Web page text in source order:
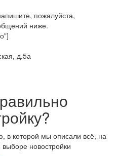
пожалуйста,
ниже.
д.5а
в которой мы описали всё, на
новостройки